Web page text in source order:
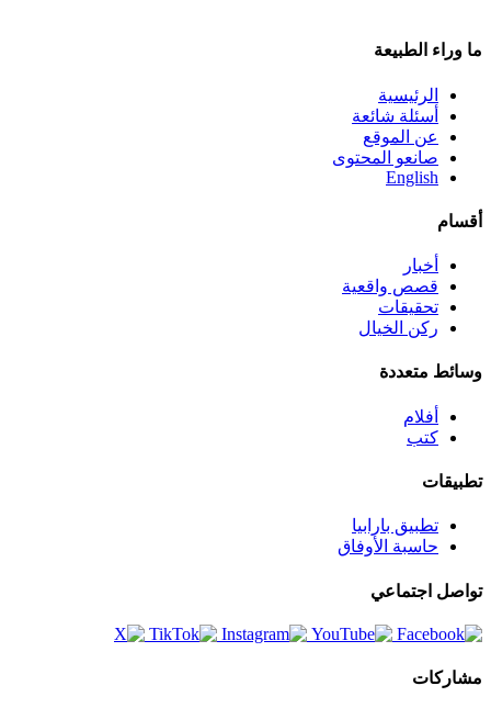
ما وراء الطبيعة
الرئيسية
أسئلة شائعة
عن الموقع
صانعو المحتوى
English
أقسام
أخبار
قصص واقعية
تحقيقات
ركن الخيال
وسائط متعددة
أفلام
كتب
تطبيقات
تطبيق بارابيا
حاسبة الأوفاق
تواصل اجتماعي
مشاركات